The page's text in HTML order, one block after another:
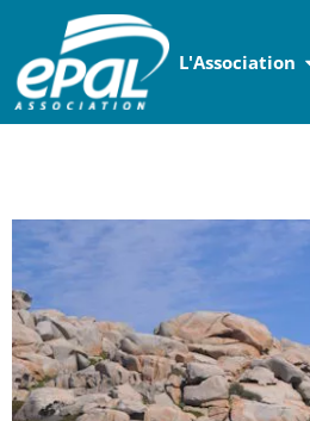
L'Association
Panneau de gestion des cookies